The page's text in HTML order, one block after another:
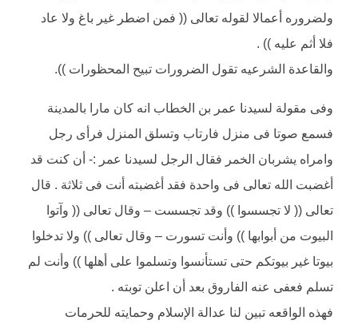
ولضروره أعمالا لقوله تعالى (( فمن اضطر غير باغ ولا عاد
فلا أثم عليه )) .
والقاعدة الشرعيه تقول الضرورات تبيح المحظورات )).
وفى مقولة لسيدنا عمر بن الخطاب انه كان مارا بالمدينة
فسمع صوتا فى منزل فارتاب وتسلق المنزل فرأى رجل
وامراه يشربان الخمر فقال الرجل لسيدنا عمر :- أن كنت قد
أغضبت الله تعالى فى واحدة فقد أغضبته أنت فى ثلاثة . قال
تعالى (( لا تجسسوا )) وقد تجسست – وقال تعالى (( وآتوا
البيوت من أبوابها )) وأنت تسورت – وقال تعالى )) ولا تدخلوا
بيوتا غير بيوتكم حتى تستأنسوا وتسلموا على أهلها )) وأنت لم
تسلم فعفى عنه الفاروق بعد أن اعلن توبته .
فهذه الواقعه تبين لنا عدالة الإسلام وحمايته للحرمات